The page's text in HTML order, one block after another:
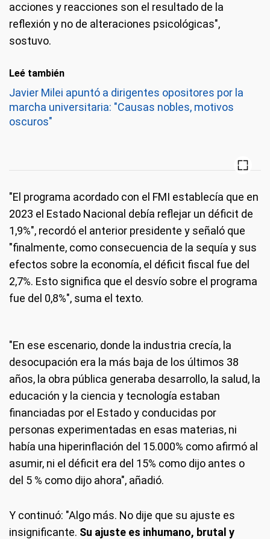
acciones y reacciones son el resultado de la
reflexión y no de alteraciones psicológicas",
sostuvo.
Leé también
Javier Milei apuntó a dirigentes opositores por la
marcha universitaria: "Causas nobles, motivos
oscuros"
"El programa acordado con el FMI establecía que en
2023 el Estado Nacional debía reflejar un déficit de
1,9%", recordó el anterior presidente y señaló que
"finalmente, como consecuencia de la sequía y sus
efectos sobre la economía, el déficit fiscal fue del
2,7%. Esto significa que el desvío sobre el programa
fue del 0,8%", suma el texto.
"En ese escenario, donde la industria crecía, la
desocupación era la más baja de los últimos 38
años, la obra pública generaba desarrollo, la salud, la
educación y la ciencia y tecnología estaban
financiadas por el Estado y conducidas por
personas experimentadas en esas materias, ni
había una hiperinflación del 15.000% como afirmó al
asumir, ni el déficit era del 15% como dijo antes o
del 5 % como dijo ahora", añadió.
Y continuó: "Algo más. No dije que su ajuste es
insignificante. Su ajuste es inhumano, brutal y